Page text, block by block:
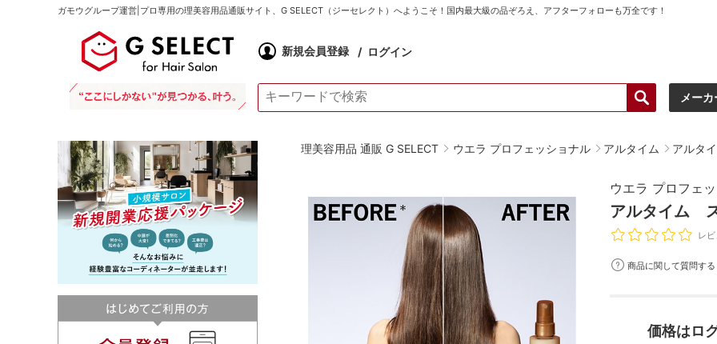
ガモウグループ運営|プロ専用の理美容用品通販サイト、G SELECT（ジーセレクト）へようこそ！国内最大級の品ぞろえ、アフターフォローも万全です！
メー
新規会員登録 ログイン
理美容用品 通販 G SELECT ウエラ プロフェッショナル アルタイム アルタ
ウエラ プロフェ
アルタイム
レ
商品に関して質問する
価格はロ